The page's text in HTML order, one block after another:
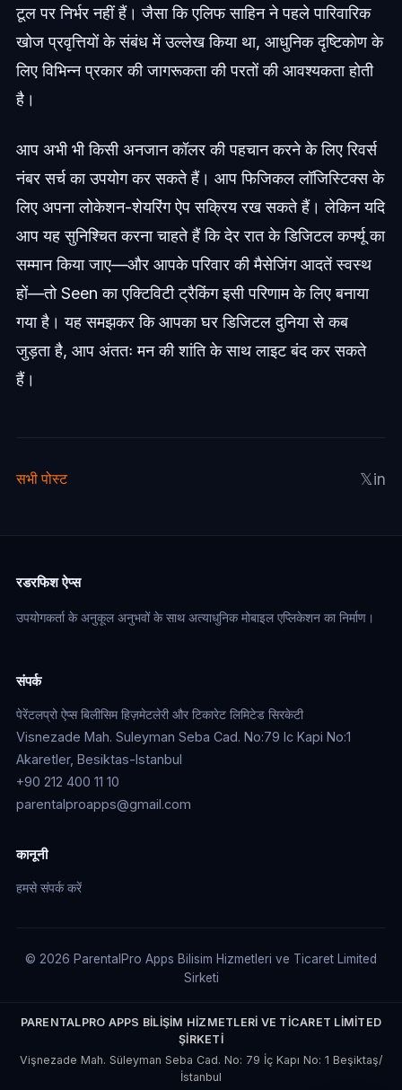
टूल पर निर्भर नहीं हैं। जैसा कि एलिफ साहिन ने पहले पारिवारिक
खोज प्रवृत्तियों के संबंध में उल्लेख किया था, आधुनिक दृष्टिकोण के
लिए विभिन्न प्रकार की जागरूकता की परतों की आवश्यकता होती
है।
आप अभी भी किसी अनजान कॉलर की पहचान करने के लिए रिवर्स
नंबर सर्च का उपयोग कर सकते हैं। आप फिजिकल लॉजिस्टिक्स के
लिए अपना लोकेशन-शेयरिंग ऐप सक्रिय रख सकते हैं। लेकिन यदि
आप यह सुनिश्चित करना चाहते हैं कि देर रात के डिजिटल कर्फ्यू का
सम्मान किया जाए—और आपके परिवार की मैसेजिंग आदतें स्वस्थ
हों—तो Seen का एक्टिविटी ट्रैकिंग इसी परिणाम के लिए बनाया
गया है। यह समझकर कि आपका घर डिजिटल दुनिया से कब
जुड़ता है, आप अंततः मन की शांति के साथ लाइट बंद कर सकते
हैं।
सभी पोस्ट 𝕏in
रडरफिश ऐप्स
उपयोगकर्ता के अनुकूल अनुभवों के साथ अत्याधुनिक मोबाइल एप्लिकेशन का निर्माण।
संपर्क
पेरेंटलप्रो ऐप्स बिलीसिम हिज़मेटलेरी और टिकारेट लिमिटेड सिरकेटी
Visnezade Mah. Suleyman Seba Cad. No:79 Ic Kapi No:1
Akaretler, Besiktas-Istanbul
+90 212 400 11 10
parentalproapps@gmail.com
कानूनी
हमसे संपर्क करें
© 2026 ParentalPro Apps Bilisim Hizmetleri ve Ticaret Limited
Sirketi
PARENTALPRO APPS BİLİŞİM HİZMETLERİ VE TİCARET LİMİTED
ŞİRKETİ
Vişnezade Mah. Süleyman Seba Cad. No: 79 İç Kapı No: 1 Beşiktaş/
İstanbul